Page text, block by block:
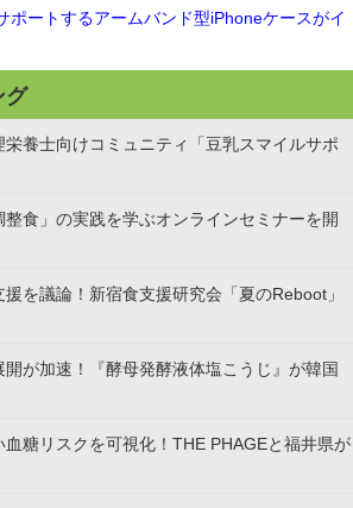
ポートするアームバンド型iPhoneケースがイ
グ
栄養士向けコミュニティ「豆乳スマイルサポ
食」の実践を学ぶオンラインセミナーを開
を議論！新宿食支援研究会「夏のReboot」
が加速！『酵母発酵液体塩こうじ』が韓国
糖リスクを可視化！THE PHAGEと福井県が